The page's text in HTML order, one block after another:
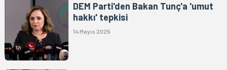
DEM Parti'den Bakan Tunç'a 'umut
hakkı' tepkisi
14 Mayıs 2025